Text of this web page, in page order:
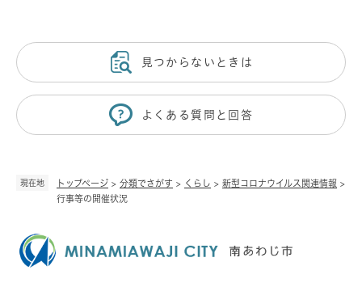
現在地 トップページ > 分類でさがす > くらし > 新型コロナウイルス関連情報 >
行事等の開催状況
見つからないときは
よくある質問と回答